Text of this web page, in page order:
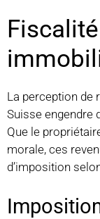
La perception de
Suisse engendre
Que le
morale, ces
d’imposition